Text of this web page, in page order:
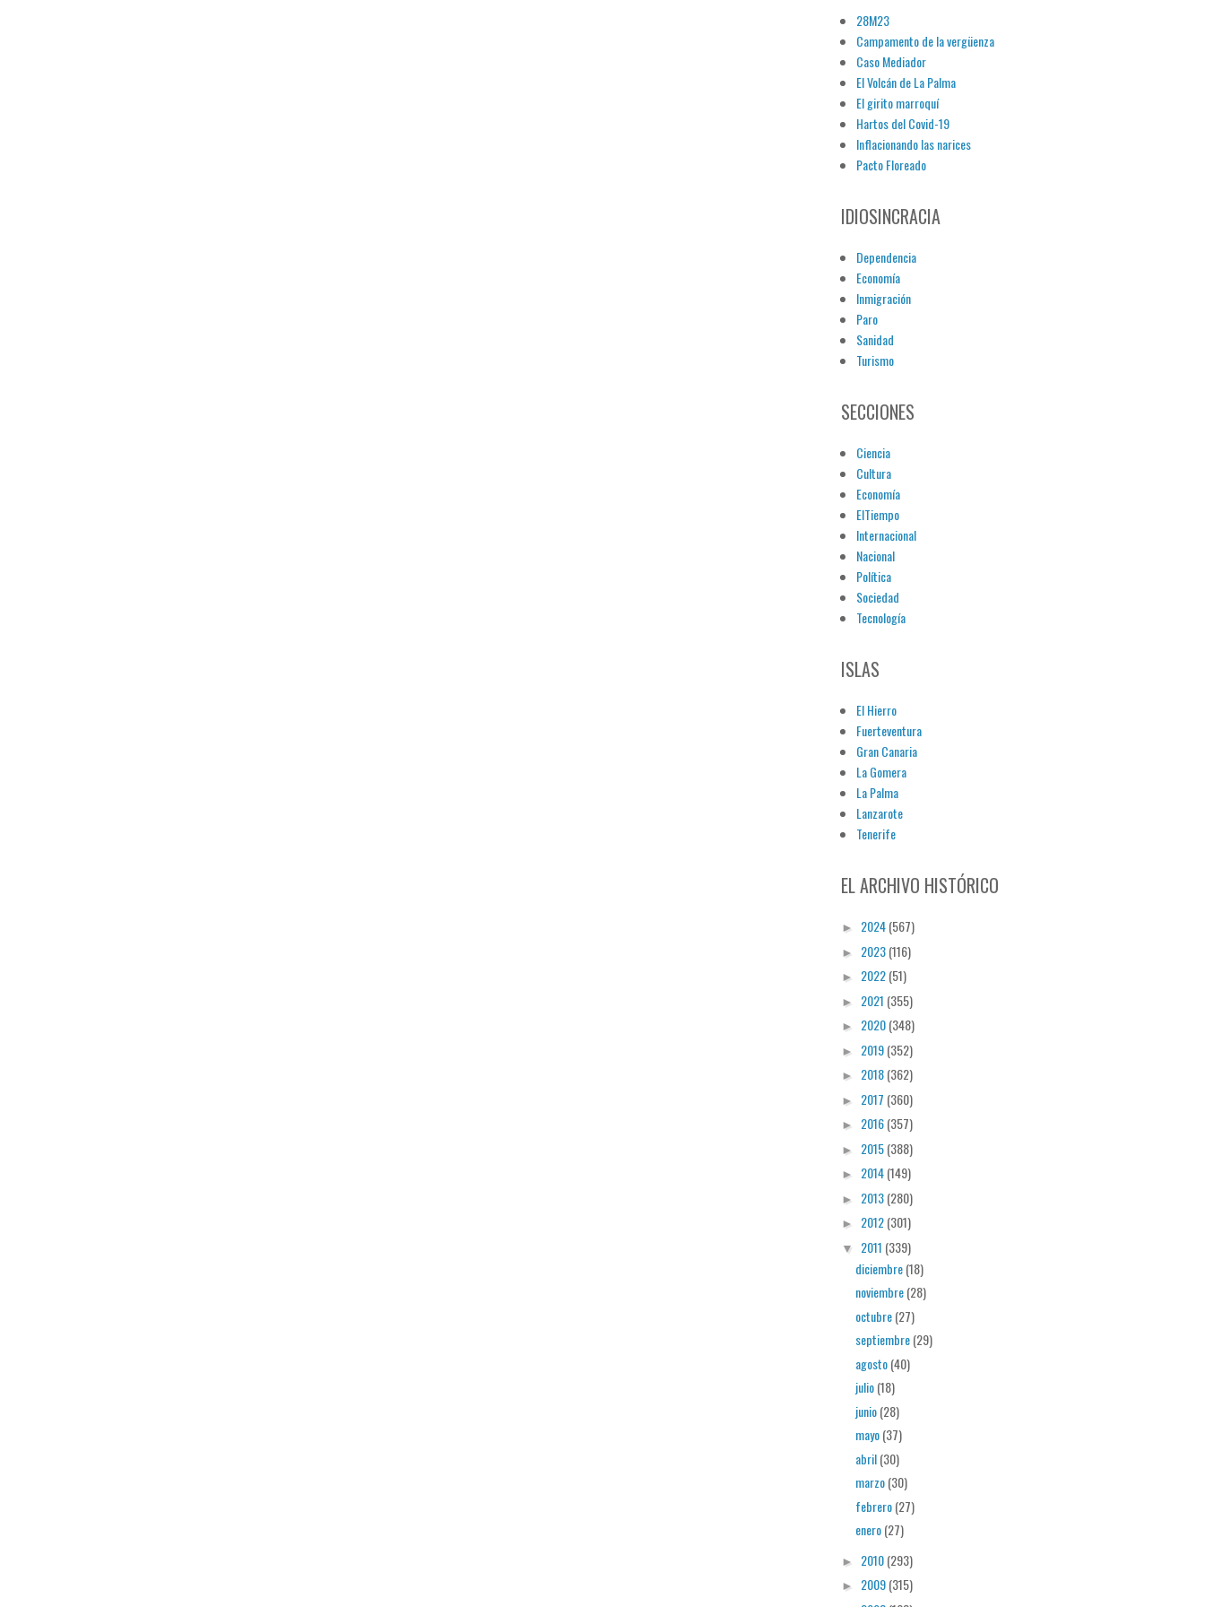
28M23
Campamento de la vergüenza
Caso Mediador
El Volcán de La Palma
El girito marroquí
Hartos del Covid-19
Inflacionando las narices
Pacto Floreado
IDIOSINCRACIA
Dependencia
Economía
Inmigración
Paro
Sanidad
Turismo
SECCIONES
Ciencia
Cultura
Economía
ElTiempo
Internacional
Nacional
Política
Sociedad
Tecnología
ISLAS
El Hierro
Fuerteventura
Gran Canaria
La Gomera
La Palma
Lanzarote
Tenerife
EL ARCHIVO HISTÓRICO
► 2024(567)
► 2023(116)
► 2022(51)
► 2021 (355)
► 2020(348)
► 2019(352)
► 2018(362)
► 2017 (360)
► 2016(357)
► 2015(388)
► 2014(149)
► 2013(280)
► 2012(301)
▼ 2011 (339)
diciembre(18)
noviembre(28)
octubre(27)
septiembre(29)
agosto(40)
julio(18)
junio(28)
mayo(37)
abril(30)
marzo(30)
febrero(27)
enero(27)
► 2010(293)
► 2009(315)